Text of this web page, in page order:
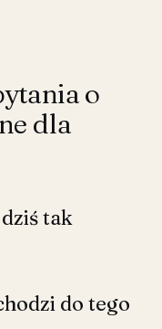
o
dla
tak
do tego